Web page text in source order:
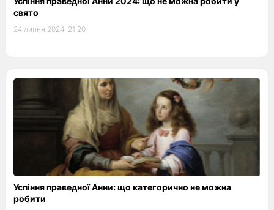
свято
24 липня 2024, 21:20
Успіння праведної Анни: що категорично не можна
робити